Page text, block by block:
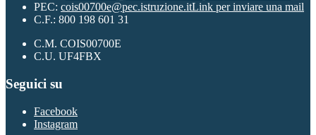
PEC: cois00700e@pec.istruzione.itLink per inviare una mail
C.F.: 800 198 601 31
C.M. COIS00700E
C.U. UF4FBX
Seguici su
Facebook
Instagram